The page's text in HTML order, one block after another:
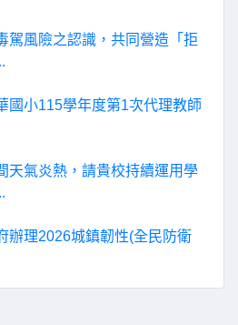
駕風險之認識，共同營造「拒
國小115學年度第1次代理教師
天氣炎熱，請貴校持續運用學
辦理2026城鎮韌性(全民防衛